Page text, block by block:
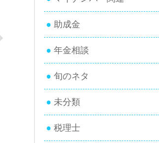
助成金
年金相談
旬のネタ
未分類
税理士